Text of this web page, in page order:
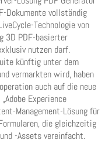
Dokumente vollständig
Technologie von
3D PDF-basierter
nutzen darf.
künftig unter dem
vermarkten wird, haben
auch auf die neue
Experience
Management-Lösung für
die gleichzeitig
-Assets vereinfacht.